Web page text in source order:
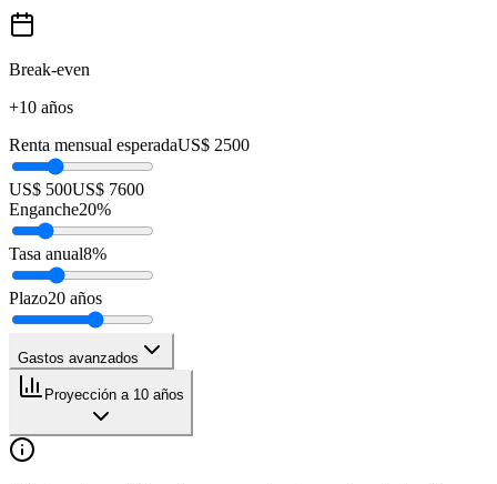
Break-even
+10 años
Renta mensual esperadaUS$ 2500
US$ 500US$ 7600
Enganche20%
Tasa anual8%
Plazo20 años
Gastos avanzados
Proyección a 10 años